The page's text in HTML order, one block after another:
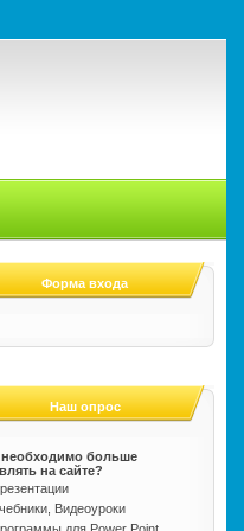
Форма входа
Наш опрос
необходимо больше
на сайте?
Видеоуроки
для Power Point